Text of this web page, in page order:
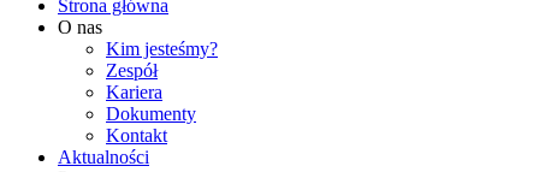
Strona główna
O nas
Kim jesteśmy?
Zespół
Kariera
Dokumenty
Kontakt
Aktualności